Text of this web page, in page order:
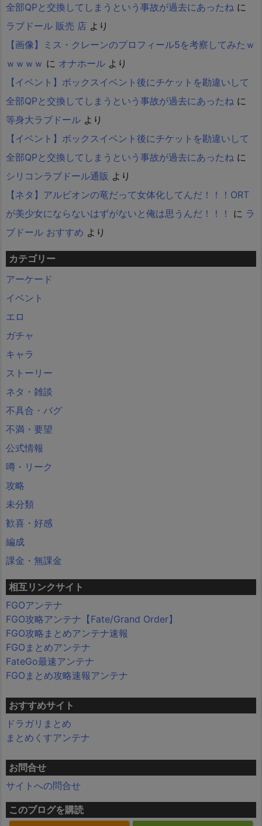
全部QPと交換してしまうという事故が過去にあったね に
ラブドール 販売 店 より
【画像】ミス・クレーンのプロフィール5を考察してみたｗ
ｗｗｗｗ に オナホール より
【イベント】ボックスイベント後にチケットを勘違いして
全部QPと交換してしまうという事故が過去にあったね に
等身大ラブドール より
【イベント】ボックスイベント後にチケットを勘違いして
全部QPと交換してしまうという事故が過去にあったね に
シリコンラブドール通販 より
【ネタ】アルビオンの竜だって女体化してんだ！！！ORT
が美少女にならないはずがないと俺は思うんだ！！！
に ラ
ブドール おすすめ より
カテゴリー
アーケード
イベント
エロ
ガチャ
キャラ
ストーリー
ネタ・雑談
不具合・バグ
不満・要望
公式情報
噂・リーク
攻略
未分類
歓喜・好感
編成
課金・無課金
相互リンクサイト
FGOアンテナ
FGO攻略アンテナ【Fate/Grand Order】
FGO攻略まとめアンテナ速報
FGOまとめアンテナ
FateGo最速アンテナ
FGOまとめ攻略速報アンテナ
おすすめサイト
ドラガリまとめ
まとめくすアンテナ
お問合せ
サイトへの問合せ
このブログを購読